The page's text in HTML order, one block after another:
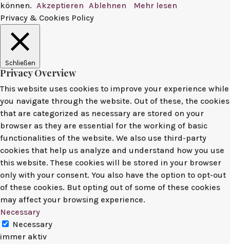
können. Akzeptieren Ablehnen
Mehr lesen
Privacy & Cookies Policy
Schließen
Privacy Overview
This website uses cookies to improve your experience while
you navigate through the website. Out of these, the cookies
that are categorized as necessary are stored on your
browser as they are essential for the working of basic
functionalities of the website. We also use third-party
cookies that help us analyze and understand how you use
this website. These cookies will be stored in your browser
only with your consent. You also have the option to opt-out
of these cookies. But opting out of some of these cookies
may affect your browsing experience.
Necessary
Necessary
immer aktiv